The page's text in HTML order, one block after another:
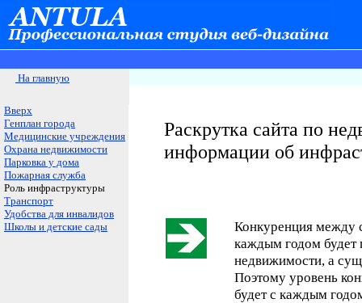
На главную
Вверх
Генплан города
Медицинские учреждения
Охрана недвижимости
Парковка у дома
Пожарная служба
Роль инфраструктуры
Транспорт
Удобства для инвалидов
Школы и детские сады
Раскрутка сайта по
информации об
Конкуренция между
каждым годом будет
недвижимости, а
Поэтому уровень
будет с каждым